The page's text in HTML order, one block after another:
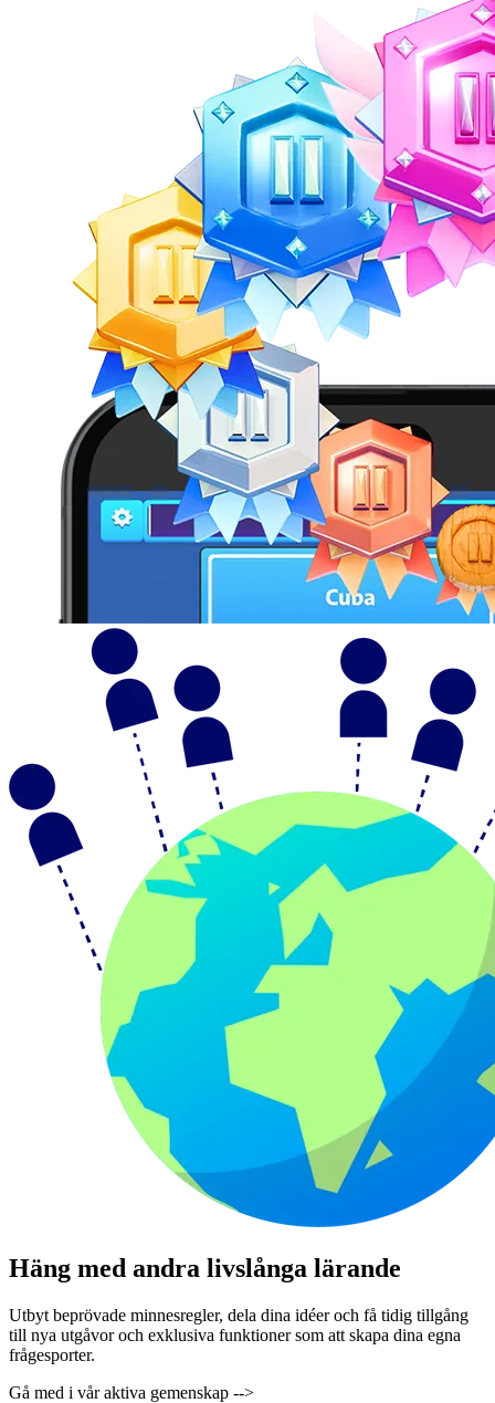
Häng med andra livslånga lärande
Utbyt beprövade minnesregler, dela dina idéer och få tidig tillgång
till nya utgåvor och exklusiva funktioner som att skapa dina egna
frågesporter.
Gå med i vår aktiva gemenskap -->